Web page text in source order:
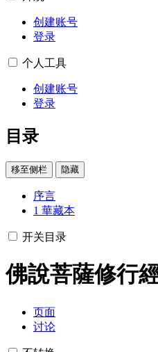
创建账号
登录
个人工具
创建账号
登录
目录
移至侧栏 隐藏
序言
1 華藏本
开关目录
佛說菩薩修行
页面
讨论